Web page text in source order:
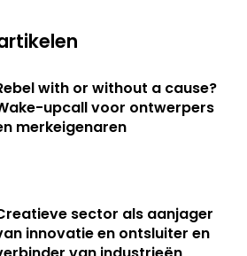
with or without a cause?
upcall voor ontwerpers
merkeigenaren
sector als aanjager
innovatie en ontsluiter en